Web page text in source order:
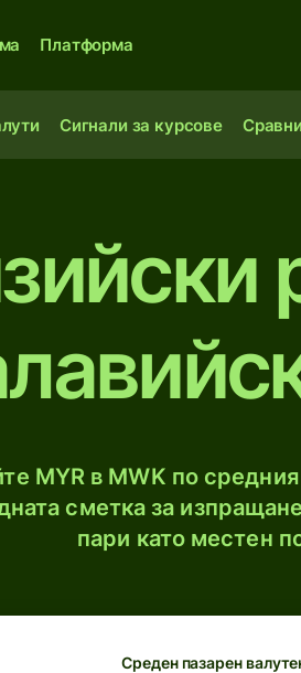
Платформа
Сигнали за курсове
MYR в MWK по
сметка за
пари като местен
Среден пазарен